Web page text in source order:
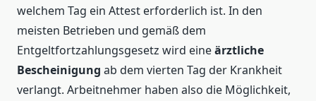
welchem Tag ein Attest erforderlich ist. In den
meisten Betrieben und gemäß dem
Entgeltfortzahlungsgesetz wird eineärztliche
Bescheinigung ab dem vierten Tag der Krankheit
verlangt. Arbeitnehmer haben also die Möglichkeit,